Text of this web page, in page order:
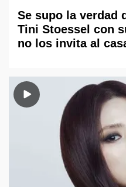
Se supo la verdad
Tini Stoessel con
no los invita al